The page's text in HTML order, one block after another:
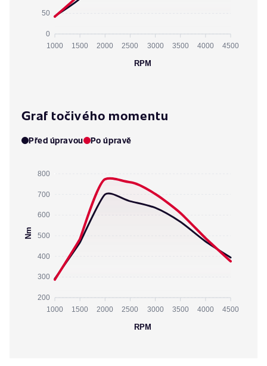
50
0
1000 1500 2000 2500 3000 3500 4000 4500
RPM
Graf točivého momentu
Před úpravou Po úpravě
800
700
600
500
400
300
200
Nm
1000 1500 2000 2500 3000 3500 4000 4500
RPM